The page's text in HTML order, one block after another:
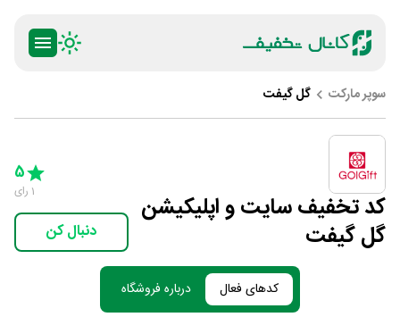
سوپر مارکت گل گیفت
کد تخفیف سایت و اپلیکیشن
گل گیفت
5 Stars
5
1 رای
دنبال کن
کدهای فعال درباره فروشگاه